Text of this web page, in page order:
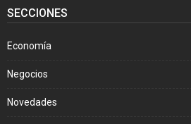
SECCIONES
Economía
Negocios
Novedades